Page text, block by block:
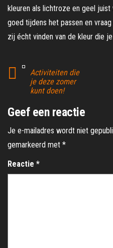
kleuren als lichtroze en geel
goed tijdens het passen en
zij écht vinden van de kleur die
Activiteiten die
je deze zomer
kunt doen!
Geef een reactie
Je e-mailadres wordt niet
gemarkeerd met *
Reactie *